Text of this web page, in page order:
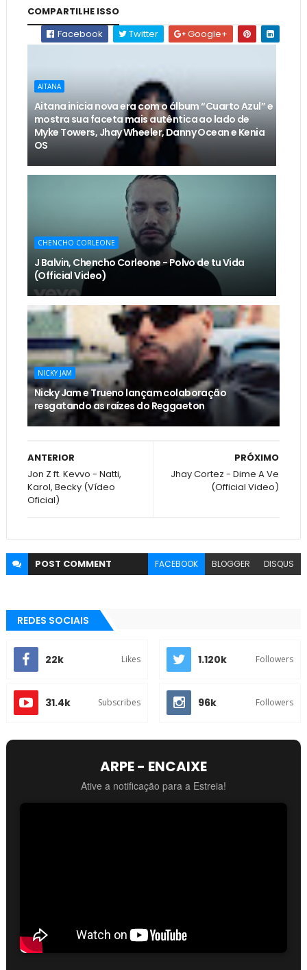
COMPARTILHE ISSO
Facebook
Twitter Google+
AITANA
Aitana inicia nova era com o álbum “Cuarto Azul” e
mostra sua faceta mais autêntica ao lado de
Myke Towers, Jhay Wheeler, Danny Ocean e Kenia
OS
CHENCHO CORLEONE
J Balvin, Chencho Corleone - Polvo de tu Vida
(Official Video)
NICKY JAM
Nicky Jam e Trueno lançam colaboração
resgatando as raízes do Reggaeton
PRÓXIMO
Jhay Cortez - Dime A Ve
(Official Video)
ANTERIOR
Jon Z ft. Kevvo - Natti,
Karol, Becky (Vídeo
Oficial)
POST COMMENT FACEBOOK BLOGGER DISQUS
REDES SOCIAIS
22k Likes 1.120k Followers
31.4k Subscribes 96k Followers
ARPE - ENCAIXE
Ative a notificação para a Estreia!